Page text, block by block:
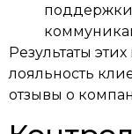
Результаты
лояльность
отзывы о